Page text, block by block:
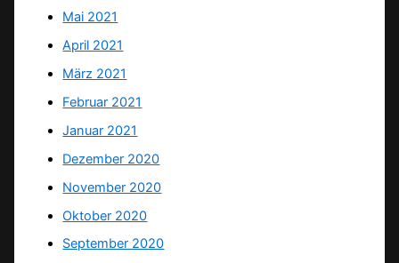
Mai 2021
April 2021
März 2021
Februar 2021
Januar 2021
Dezember 2020
November 2020
Oktober 2020
September 2020